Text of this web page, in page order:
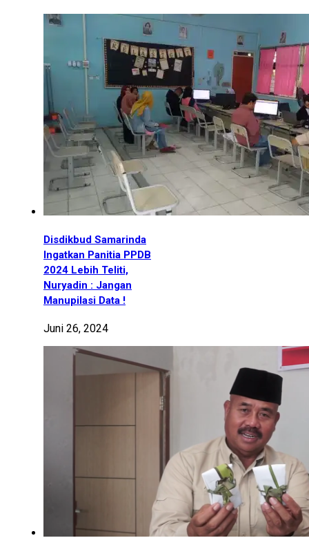
Disdikbud Samarinda
Ingatkan Panitia PPDB
2024 Lebih Teliti,
Nuryadin : Jangan
Manupilasi Data !
Juni 26, 2024